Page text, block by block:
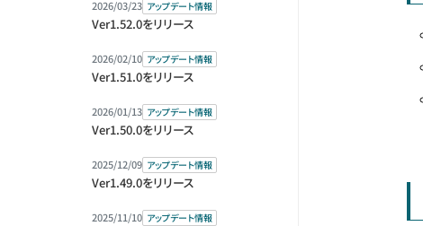
2026/03/23 アップデート情報
Ver1.52.0をリリース
2026/02/10 アップデート情報
Ver1.51.0をリリース
2026/01/13 アップデート情報
Ver1.50.0をリリース
2025/12/09 アップデート情報
Ver1.49.0をリリース
2025/11/10 アップデート情報